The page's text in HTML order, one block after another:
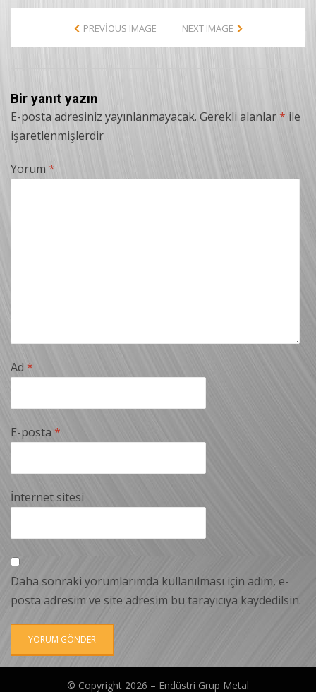
PREVIOUS IMAGE NEXT IMAGE
Bir yanıt yazın
E-posta adresiniz yayınlanmayacak. Gerekli alanlar* ile
işaretlenmişlerdir
Yorum *
Ad *
E-posta *
İnternet sitesi
Daha sonraki yorumlarımda kullanılması için adım, e-
posta adresim ve site adresim bu tarayıcıya kaydedilsin.
© Copyright 2026 – Endüstri Grup Metal